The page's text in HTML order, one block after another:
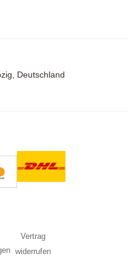
Deutschland
Vertrag
widerrufen